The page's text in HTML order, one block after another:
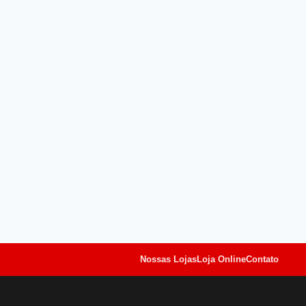
Nossas LojasLoja OnlineContato